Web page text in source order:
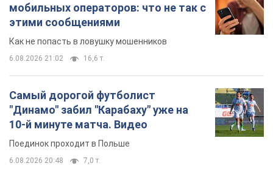
мобильных операторов: что не так с
этими сообщениями
Как не попасть в ловушку мошенников
6.08.2026 21:02 16,6 т.
Самый дорогой футболист
"Динамо" забил "Карабаху" уже на
10-й минуте матча. Видео
Поединок проходит в Польше
6.08.2026 20:48 7,0 т.